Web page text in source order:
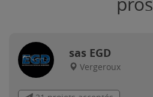
pros
sas EGD
Vergeroux